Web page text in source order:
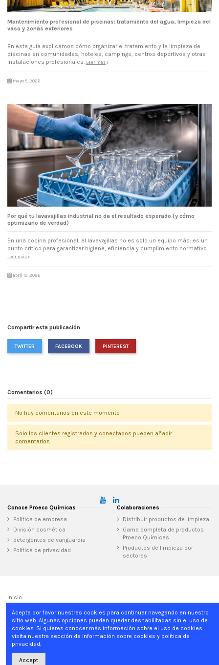
Mantenimiento profesional de piscinas: tratamiento del agua, limpieza del
vaso y zonas exteriores
En esta guía explicamos cómo organizar el tratamiento y la limpieza de
piscinas en comunidades, hoteles, campings, centros deportivos y otras
instalaciones profesionales.
Leer más
mayo 5, 2026
Por qué tu lavavajillas industrial no da el resultado esperado (y cómo
optimizarlo de verdad)
En una cocina profesional, el lavavajillas no es solo un equipo más: es un
punto crítico para garantizar higiene, eficiencia y cumplimiento normativo.
Leer más
abril 10, 2026
Compartir esta publicación
TWITTER FACEBOOK PINTEREST
Comentarios (0)
No hay comentarios en este momento
Solo los clientes registrados y conectados pueden añadir
comentarios
Conoce Proeco Químicas
Política de empresa
División cosmética
detergentes de vanguardia
Política de privacidad
Colaboraciones
Distribuir productos de limpieza
Gama completa de productos
Proeco Químicas
Productos de limpieza por
sectores
Inicio
Proeco Químicas
Can Clapers, 28, 08181 Sentmenat, Barcelona - Spain
+34 937 15 04 02
info@proecoquimicas.com
Acepta por favor nuestras cookies para continuar navegando en nuestro
sitio web. Algunas opciones pueden quedar deshabilitadas sin el uso de
cookies. Si quieres conocer más información sobre el uso de cookies
visita nuestra sección de información sobre cookies y política de
privacidad.
Accept